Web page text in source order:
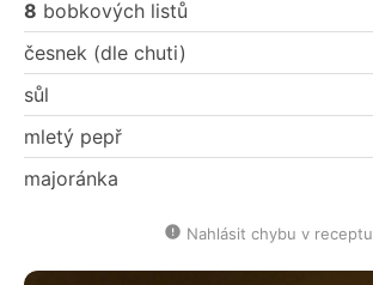
8 bobkových listů
česnek (dle chuti)
sůl
mletý pepř
majoránka
Nahlásit chybu v receptu